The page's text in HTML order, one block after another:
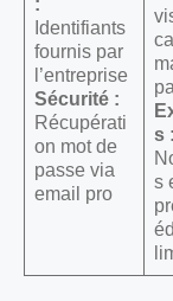
:
Identifiants
fournis par
l’entreprise
Sécurité :
Récupérati
on mot de
passe via
email pro
s :
s